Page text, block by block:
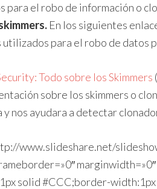
para el robo de información o
En los siguientes
para el robo de datos
Todo sobre los Skimmers
sobre los skimmers o
nos ayudara a detectar
www.slideshare.net/
solid #CCC;border-width:1px